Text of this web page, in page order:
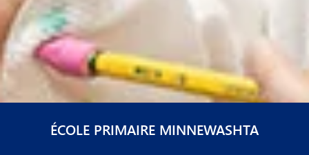
ÉCOLE PRIMAIRE MINNEWASHTA